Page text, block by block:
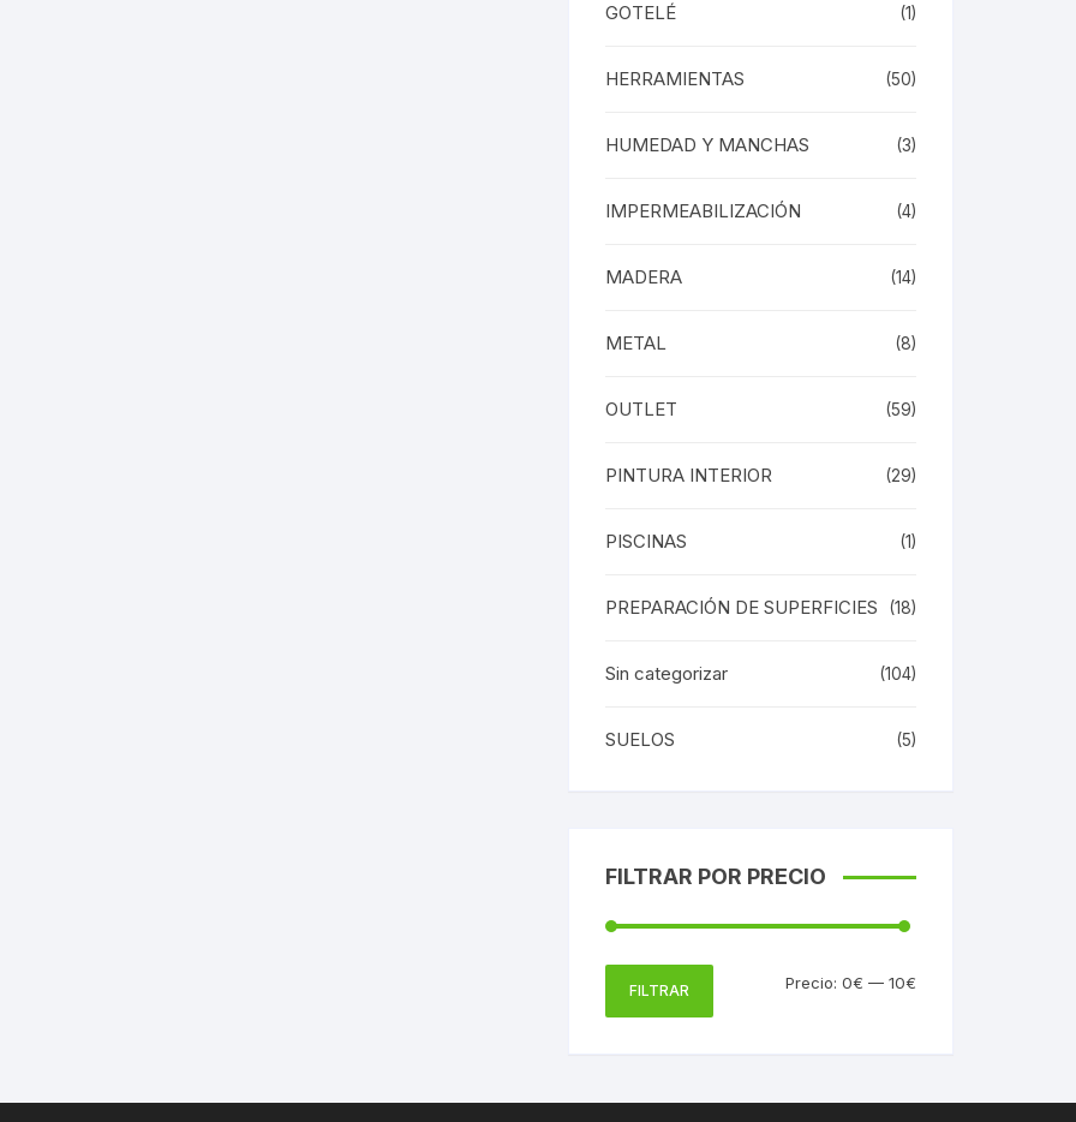
GOTELÉ (1)
HERRAMIENTAS (50)
HUMEDAD Y MANCHAS (3)
IMPERMEABILIZACIÓN (4)
MADERA (14)
METAL (8)
OUTLET (59)
PINTURA INTERIOR (29)
PISCINAS (1)
PREPARACIÓN DE SUPERFICIES (18)
Sin categorizar (104)
SUELOS (5)
FILTRAR POR PRECIO
FILTRAR Precio: 0€ — 10€